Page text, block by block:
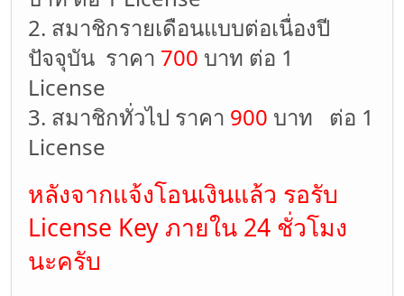
2. สมาชิกรายเดือนแบบต่อเนื่องปี
ปัจจุบัน ราคา 700 บาท ต่อ 1
License
3. สมาชิกทั่วไป ราคา 900 บาท ต่อ 1
License
หลังจากแจ้งโอนเงินแล้ว รอรับ
License Key ภายใน 24 ชั่วโมง
นะครับ